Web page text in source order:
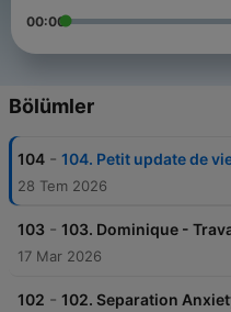
00:00
Bölümler
104 - 104. Petit update de
28 Tem 2026
103 - 103. Dominique -
17 Mar 2026
102 - 102. Separation